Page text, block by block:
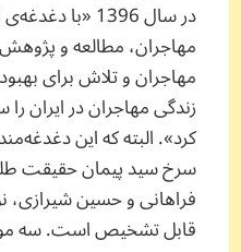
در سال 1396
مهاجران، مطالعه و
مهاجران و تلاش برای
زندگی مهاجران در ایران
کرد». البته که این
سرخ سید پیمان حقیقت
فراهانی و حسین شیرازی،
قابل تشخیص است. سه